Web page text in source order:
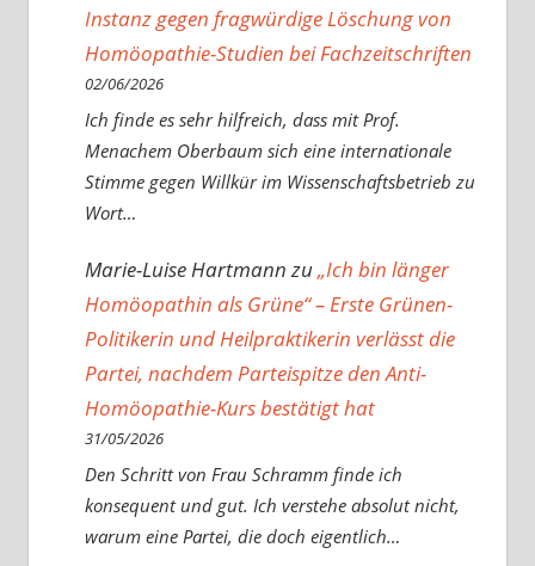
Instanz gegen fragwürdige Löschung von
Homöopathie-Studien bei Fachzeitschriften
02/06/2026
Ich finde es sehr hilfreich, dass mit Prof.
Menachem Oberbaum sich eine internationale
Stimme gegen Willkür im Wissenschaftsbetrieb zu
Wort…
Marie-Luise Hartmannzu„Ich bin länger
Homöopathin als Grüne“ – Erste Grünen-
Politikerin und Heilpraktikerin verlässt die
Partei, nachdem Parteispitze den Anti-
Homöopathie-Kurs bestätigt hat
31/05/2026
Den Schritt von Frau Schramm finde ich
konsequent und gut. Ich verstehe absolut nicht,
warum eine Partei, die doch eigentlich…